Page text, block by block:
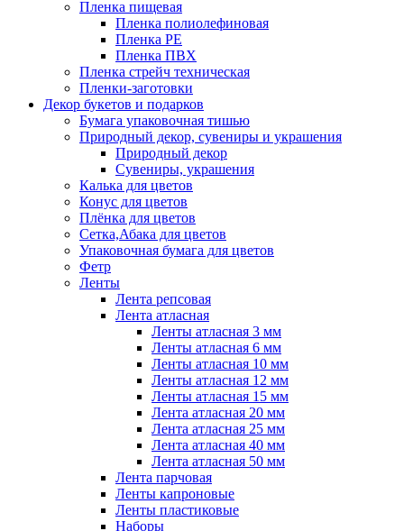
Пленка пищевая
Пленка полиолефиновая
Пленка PE
Пленка ПВХ
Пленка стрейч техническая
Пленки-заготовки
Декор букетов и подарков
Бумага упаковочная тишью
Природный декор, сувениры и украшения
Природный декор
Сувениры, украшения
Калька для цветов
Конус для цветов
Плёнка для цветов
Сетка,Абака для цветов
Упаковочная бумага для цветов
Фетр
Ленты
Лента репсовая
Лента атласная
Ленты атласная 3 мм
Ленты атласная 6 мм
Ленты атласная 10 мм
Ленты атласная 12 мм
Ленты атласная 15 мм
Лента атласная 20 мм
Лента атласная 25 мм
Лента атласная 40 мм
Лента атласная 50 мм
Лента парчовая
Ленты капроновые
Ленты пластиковые
Наборы